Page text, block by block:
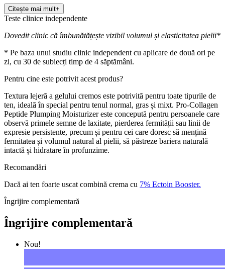
Citește mai mult+
Teste clinice independente
Dovedit clinic că îmbunătățește vizibil volumul și elasticitatea pielii*
* Pe baza unui studiu clinic independent cu aplicare de două ori pe
zi, cu 30 de subiecți timp de 4 săptămâni.
Pentru cine este potrivit acest produs?
Textura lejeră a gelului cremos este potrivită pentru toate tipurile de
ten, ideală în special pentru tenul normal, gras și mixt. Pro-Collagen
Peptide Plumping Moisturizer este concepută pentru persoanele care
observă primele semne de laxitate, pierderea fermității sau linii de
expresie persistente, precum și pentru cei care doresc să mențină
fermitatea și volumul natural al pielii, să păstreze bariera naturală
intactă și hidratare în profunzime.
Recomandări
Dacă ai ten foarte uscat combină crema cu 7% Ectoin Booster.
Îngrijire complementară
Îngrijire complementară
Nou!